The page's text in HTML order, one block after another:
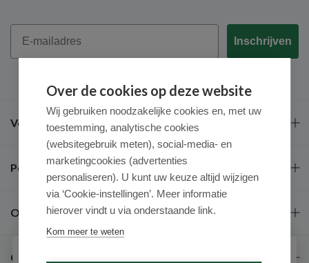
Email
Inschrijven
Veel gestelde vragen
Populaire merken
Over ons
Contact
Over de cookies op deze website
Wij gebruiken noodzakelijke cookies en, met uw
toestemming, analytische cookies
(websitegebruik meten), social-media- en
marketingcookies (advertenties
personaliseren). U kunt uw keuze altijd wijzigen
via ‘Cookie-instellingen’. Meer informatie
hierover vindt u via onderstaande link.
Kom meer te weten